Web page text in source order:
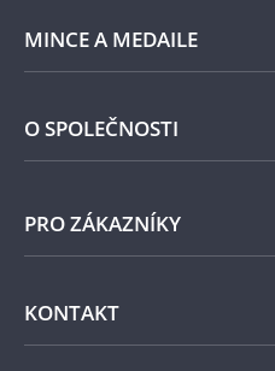
MINCE A MEDAILE
E-shop
Stříbro
O SPOLEČNOSTI
Národní Pokladnice
PRO ZÁKAZNÍKY
Všeobecné obchodní podmínky
Ochrana osobních údajů
KONTAKT